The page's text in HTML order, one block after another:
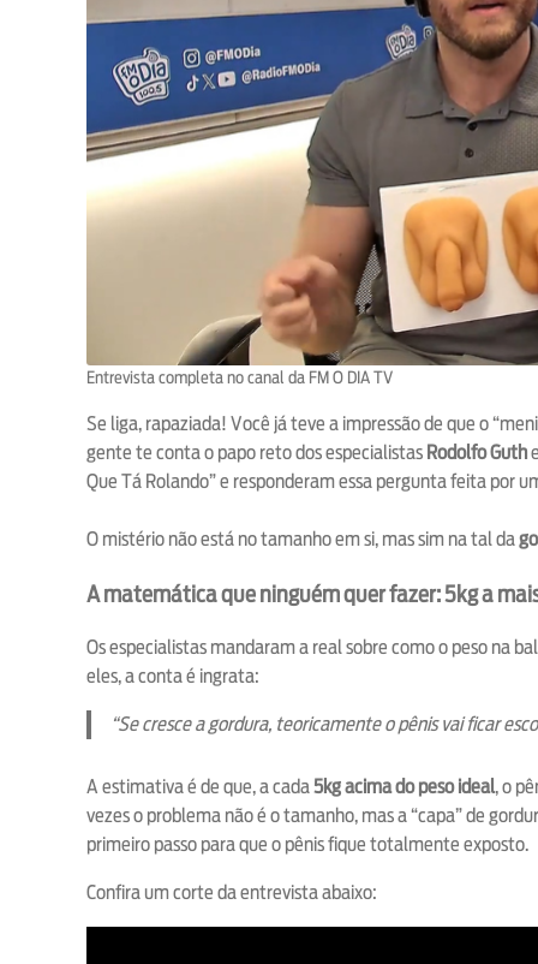
Entrevista completa no canal da FM O DIA TV
Se liga, rapaziada! Você já teve a impressão de que o
gente te conta o papo reto dos especialistas Rodolfo Guthe
Que Tá Rolando” e responderam essa pergunta feita por
O mistério não está no tamanho em si, mas sim na tal da
A matemática que ninguém quer fazer: 5kg a
Os especialistas mandaram a real sobre como o peso na
eles, a conta é ingrata:
“Se cresce a gordura, teoricamente o pênis vai ficar
A estimativa é de que, a cada5kg acima do peso ideal, o
vezes o problema não é o tamanho, mas a “capa” de
primeiro passo para que o pênis fique totalmente exposto.
Confira um corte da entrevista abaixo: